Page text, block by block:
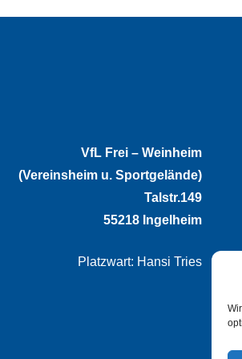
VfL Frei – Weinheim
(Vereinsheim u. Sportgelände)
Talstr.149
55218 Ingelheim
Platzwart: Hansi Tries